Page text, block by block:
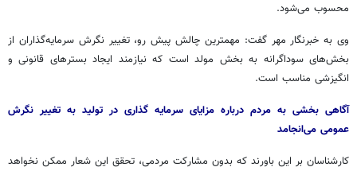
محسوب می‌شود.
وی به خبرنگار مهر گفت: مهمترین چالش پیش رو، تغییر نگرش سرمایه‌گذاران از
بخش‌های سوداگرانه به بخش مولداست که نیازمند ایجاد بسترهای قانونی و
انگیزشی مناسب است.
آگاهی بخشی به مردم درباره مزایای سرمایه گذاری در تولید به تغییر نگرش
عمومی می‌انجامد
کارشناسان بر این باورند که بدون مشارکت مردمی، تحقق این شعار ممکن نخواهد